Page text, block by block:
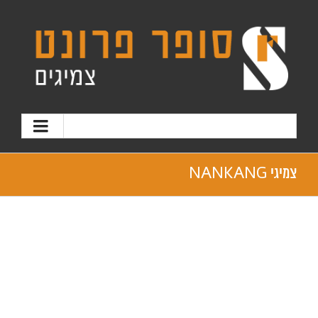
צמיגי NANKANG